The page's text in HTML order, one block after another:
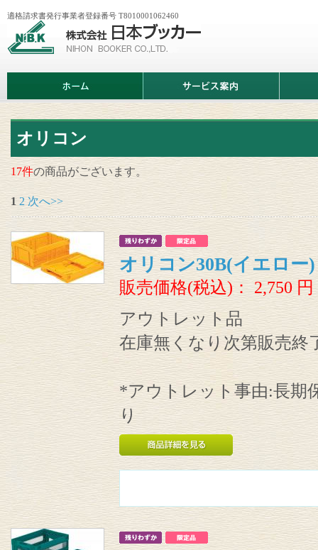
会
日
ッ
カ
適格請求書発行事業者登録番号 T8010001062460
ム
ビ
案
情
オリコン
17件の商品がございます。
1 2 次へ>>
オリコン30B(イエロ
販売価格(税込)：2,750円
アウトレット品
在庫無くなり次第販売終
*アウトレット事由:長期
り